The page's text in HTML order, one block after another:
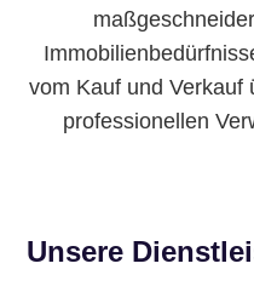
vom Kauf und Verkauf
professionellen
Unsere